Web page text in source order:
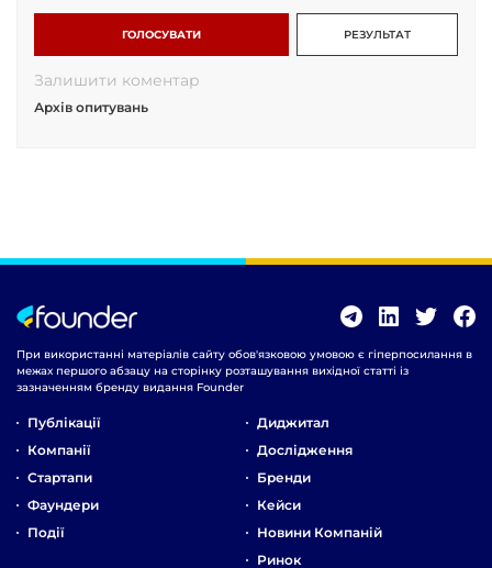
ГОЛОСУВАТИ РЕЗУЛЬТАТ
Залишити коментар
Архів опитувань
При використанні матеріалів сайту обов'язковою умовою є гіперпосилання в
межах першого абзацу на сторінку розташування вихідної статті із
зазначенням бренду видання Founder
Публікації
Компанії
Стартапи
Фаундери
Події
Диджитал
Дослідження
Бренди
Кейси
Новини Компаній
Ринок